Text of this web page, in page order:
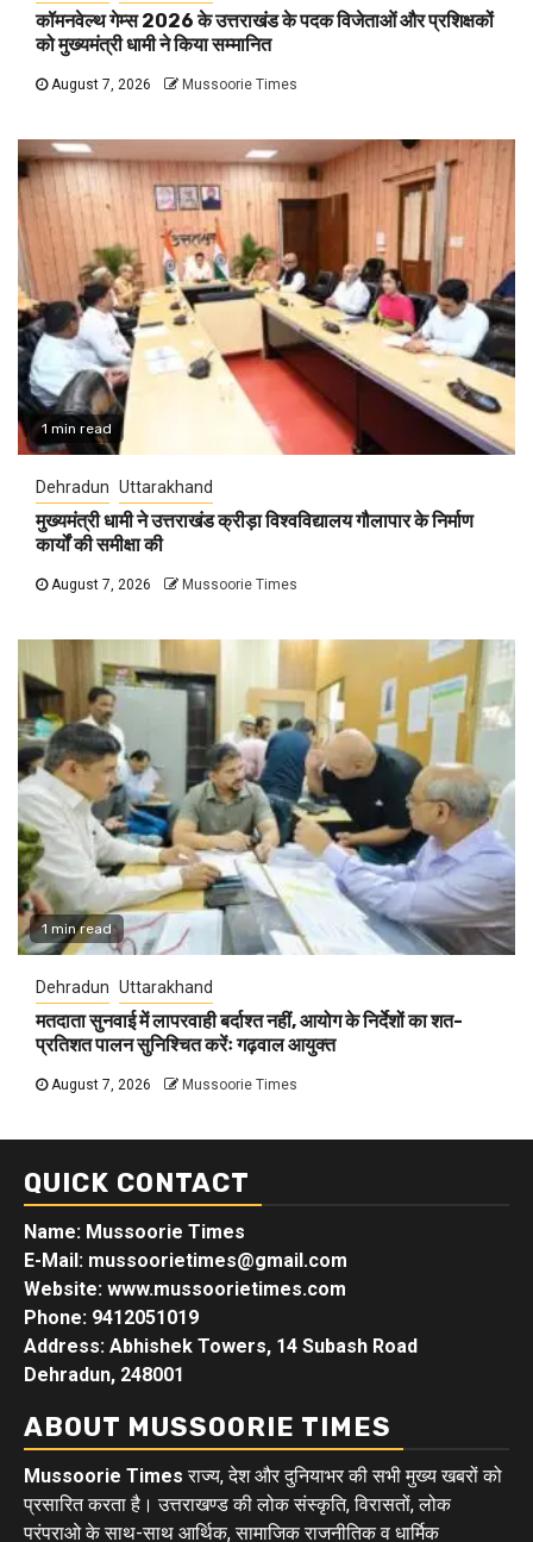
कॉमनवेल्थ गेम्स 2026 के उत्तराखंड के पदक विजेताओं और प्रशिक्षकों
को मुख्यमंत्री धामी ने किया सम्मानित
August 7, 2026 Mussoorie Times
1 min read
Dehradun Uttarakhand
मुख्यमंत्री धामी ने उत्तराखंड क्रीड़ा विश्वविद्यालय गौलापार के निर्माण
कार्यों की समीक्षा की
August 7, 2026 Mussoorie Times
1 min read
Dehradun Uttarakhand
मतदाता सुनवाई में लापरवाही बर्दाश्त नहीं, आयोग के निर्देशों का शत-
प्रतिशत पालन सुनिश्चित करेंः गढ़वाल आयुक्त
August 7, 2026 Mussoorie Times
QUICK CONTACT
Name: Mussoorie Times
E-Mail: mussoorietimes@gmail.com
Website: www.mussoorietimes.com
Phone: 9412051019
Address: Abhishek Towers, 14 Subash Road
Dehradun, 248001
ABOUT MUSSOORIE TIMES
Mussoorie Times राज्य, देश और दुनियाभर की सभी मुख्य खबरों को
प्रसारित करता है। उत्तराखण्ड की लोक संस्कृति, विरासतों, लोक
परंपराओ के साथ-साथ आर्थिक, सामाजिक राजनीतिक व धार्मिक